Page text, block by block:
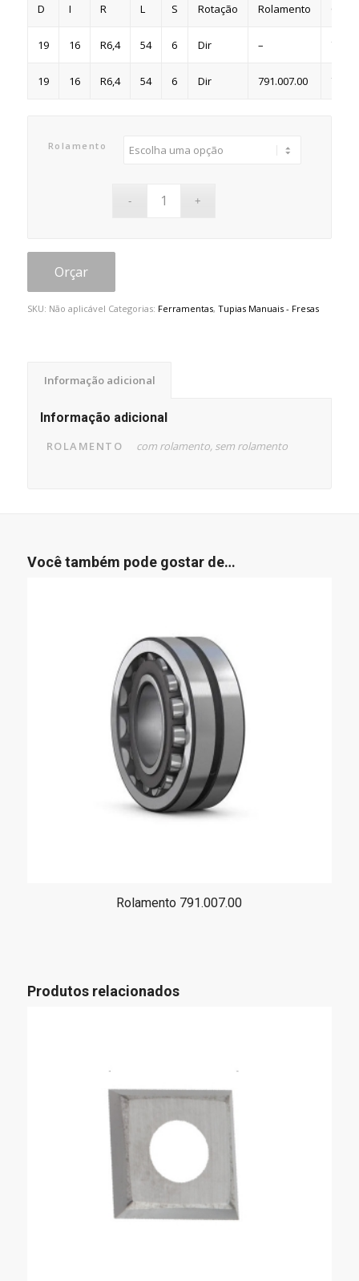
D I R L S Rotação Rolamento
19 16 R6,4 54 6 Dir –
19 16 R6,4 54 6 Dir 791.007.00
Rolamento
Orçar
SKU: Não aplicável Categorias: Ferramentas, Tupias Manuais - Fresas
Informação adicional
Informação adicional
ROLAMENTO com rolamento, sem rolamento
Você também pode gostar de…
Rolamento 791.007.00
Produtos relacionados